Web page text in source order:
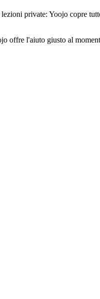
private: Yoojo copre
offre l'aiuto giusto al